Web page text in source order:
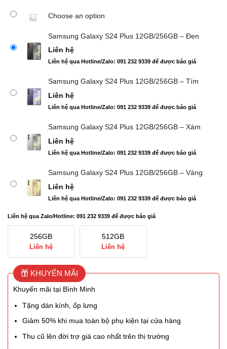
Choose an option
Samsung Galaxy S24 Plus 12GB/256GB – Đen
Liên hệ
Liên hệ qua Hotline/Zalo: 091 232 9339 để được báo giá
Samsung Galaxy S24 Plus 12GB/256GB – Tím
Liên hệ
Liên hệ qua Hotline/Zalo: 091 232 9339 để được báo giá
Samsung Galaxy S24 Plus 12GB/256GB – Xám
Liên hệ
Liên hệ qua Hotline/Zalo: 091 232 9339 để được báo giá
Samsung Galaxy S24 Plus 12GB/256GB – Vàng
Liên hệ
Liên hệ qua Hotline/Zalo: 091 232 9339 để được báo giá
Liên hệ qua Zalo/Hotline: 091 232 9339 để được báo giá
256GB
Liên hệ
512GB
Liên hệ
KHUYẾN MÃI
Khuyến mãi tại Bình Minh
Tặng dán kính, ốp lưng
Giảm 50% khi mua toàn bộ phụ kiện tại cửa hàng
Thu cũ lên đời trợ giá cao nhất trên thị trường